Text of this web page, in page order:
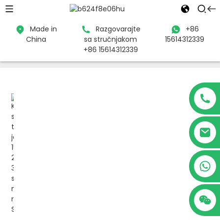
Made in
China
Razgovarajte
sa stručnjakom
+86 15614312339
+86
15614312339
Proizvodi Voltage Stabilizer
Servo motor
jednofazni regulator napona